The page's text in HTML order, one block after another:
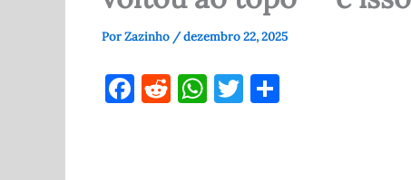
PorZazinho /dezembro 22, 2025
F R W T